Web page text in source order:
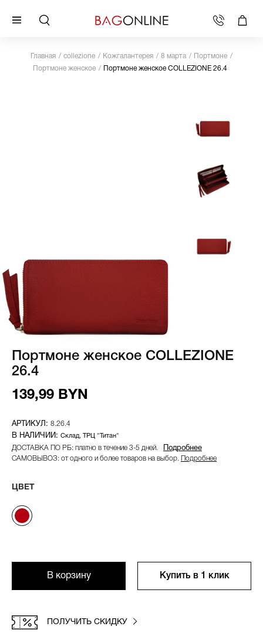
Главная collezione Кожгалантерея 8 марта
Портмоне
Портмоне женское
Портмоне женское COLLEZIONE 26.4
Портмоне женское COLLEZIONE
26.4
139,99 BYN
8.26.4
Склад ТРЦ "Титан"
ДОСТАВКА ПО РБ: платно в течение 3-5 дней. Подробнее
САМОВЫВОЗ: от одного и более товаров на выбор. Подробнее
ЦВЕТ
В корзину Купить в 1 клик
ПОЛУЧИТЬ СКИДКУ